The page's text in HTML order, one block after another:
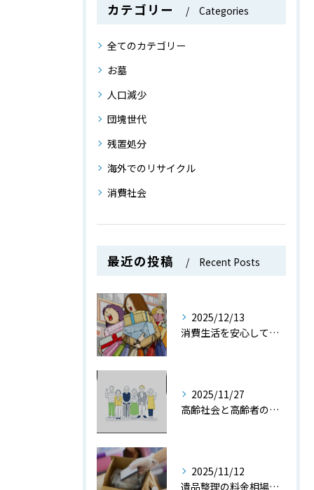
カテゴリー Categories
全てのカテゴリー
お墓
人口減少
団塊世代
残置処分
海外でのリサイクル
消費社会
最近の投稿 Recent Posts
2025/12/13
消費生活を安心して送るための消費社会で役立つ知識とトラブル防止策を徹底解説
2025/11/27
高齢社会と高齢者の現状や課題をデータと共にわかりやすく解説
2025/11/12
遺品整理の料金相場と費用を抑えるためのポイントを詳しく解説